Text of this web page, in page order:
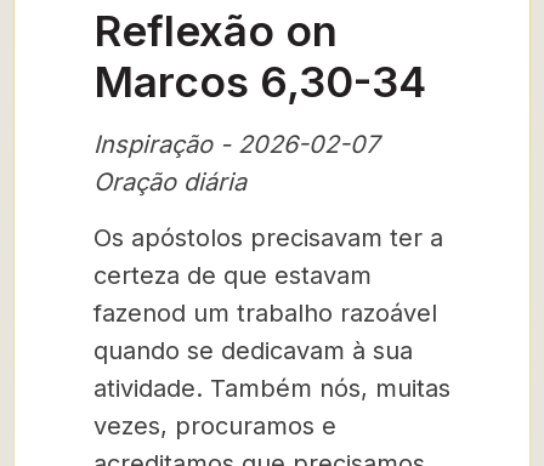
Reflexão on
Marcos 6,30-34
Inspiração - 2026-02-07
Oração diária
Os apóstolos precisavam ter a
certeza de que estavam
fazenod um trabalho razoável
quando se dedicavam à sua
atividade. Também nós, muitas
vezes, procuramos e